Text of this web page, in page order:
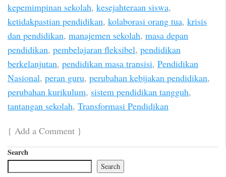
kepemimpinan sekolah, kesejahteraan siswa,
ketidakpastian pendidikan, kolaborasi orang tua, krisis
dan pendidikan, manajemen sekolah, masa depan
pendidikan, pembelajaran fleksibel, pendidikan
berkelanjutan, pendidikan masa transisi, Pendidikan
Nasional, peran guru, perubahan kebijakan pendidikan,
perubahan kurikulum, sistem pendidikan tangguh,
tantangan sekolah, Transformasi Pendidikan
{ Add a Comment }
Search
Search